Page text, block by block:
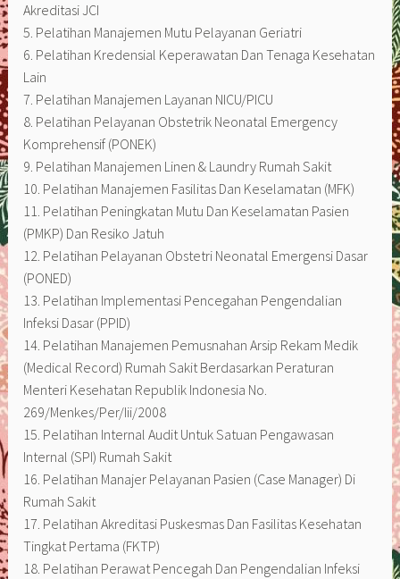
Akreditasi JCI
5. Pelatihan Manajemen Mutu Pelayanan Geriatri
6. Pelatihan Kredensial Keperawatan Dan Tenaga Kesehatan
Lain
7. Pelatihan Manajemen Layanan NICU/PICU
8. Pelatihan Pelayanan Obstetrik Neonatal Emergency
Komprehensif (PONEK)
9. Pelatihan Manajemen Linen & Laundry Rumah Sakit
10. Pelatihan Manajemen Fasilitas Dan Keselamatan (MFK)
11. Pelatihan Peningkatan Mutu Dan Keselamatan Pasien
(PMKP) Dan Resiko Jatuh
12. Pelatihan Pelayanan Obstetri Neonatal Emergensi Dasar
(PONED)
13. Pelatihan Implementasi Pencegahan Pengendalian
Infeksi Dasar (PPID)
14. Pelatihan Manajemen Pemusnahan Arsip Rekam Medik
(Medical Record) Rumah Sakit Berdasarkan Peraturan
Menteri Kesehatan Republik Indonesia No.
269/Menkes/Per/Iii/2008
15. Pelatihan Internal Audit Untuk Satuan Pengawasan
Internal (SPI) Rumah Sakit
16. Pelatihan Manajer Pelayanan Pasien (Case Manager) Di
Rumah Sakit
17. Pelatihan Akreditasi Puskesmas Dan Fasilitas Kesehatan
Tingkat Pertama (FKTP)
18. Pelatihan Perawat Pencegah Dan Pengendalian Infeksi